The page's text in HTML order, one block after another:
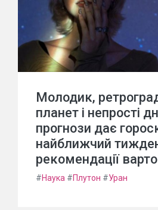
Молодик,
планет і непрості
прогнози дає
найближчий
рекомендації
#Наука #Плутон #Уран